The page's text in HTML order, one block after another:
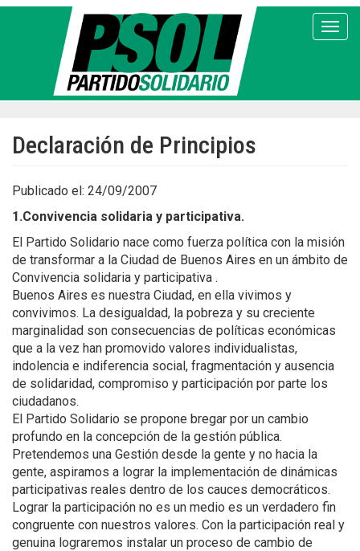
Pasar
Declaración de Principios
Publicado el: 24/09/2007
1.Convivencia solidaria y participativa.
El Partido Solidario nace como fuerza política con la misión
de transformar a la Ciudad de Buenos Aires en un ámbito de
Convivencia solidaria y participativa .
Buenos Aires es nuestra Ciudad, en ella vivimos y
convivimos. La desigualdad, la pobreza y su creciente
marginalidad son consecuencias de políticas económicas
que a la vez han promovido valores individualistas,
indolencia e indiferencia social, fragmentación y ausencia
de solidaridad, compromiso y participación por parte los
ciudadanos.
El Partido Solidario se propone bregar por un cambio
profundo en la concepción de la gestión pública.
Pretendemos una Gestión desde la gente y no hacia la
gente, aspiramos a lograr la implementación de dinámicas
participativas reales dentro de los cauces democráticos.
Lograr la participación no es un medio es un verdadero fin
congruente con nuestros valores. Con la participación real y
genuina lograremos instalar un proceso de cambio de